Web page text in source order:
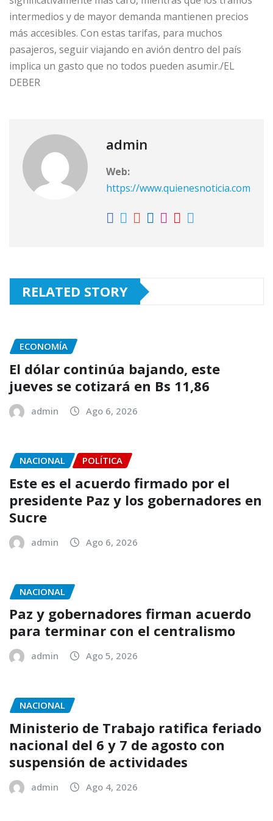
intermedios y de mayor demanda mantienen precios
más accesibles. Con estas tarifas, para muchos
pasajeros, seguir viajando en avión dentro del país
implica un gasto que no todos pueden asumir./EL
DEBER
admin
Web:
https://www.quienesnoticia.com
RELATED STORY
ECONOMÍA
El dólar continúa bajando, este
jueves se cotizará en Bs 11,86
admin Ago 6, 2026
NACIONAL POLÍTICA
Este es el acuerdo firmado por el
presidente Paz y los gobernadores en
Sucre
admin Ago 6, 2026
NACIONAL
Paz y gobernadores firman acuerdo
para terminar con el centralismo
admin Ago 5, 2026
NACIONAL
Ministerio de Trabajo ratifica feriado
nacional del 6 y 7 de agosto con
suspensión de actividades
admin Ago 4, 2026